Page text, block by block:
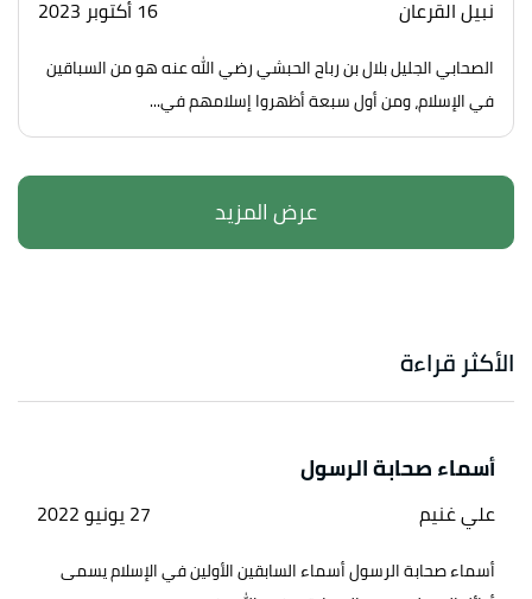
نبيل القرعان 16 أكتوبر 2023
الصحابي الجليل بلال بن رباح الحبشي رضي الله عنه هو من السباقين
في الإسلام، ومن أول سبعة أظهروا إسلامهم في...
الأكثر قراءة
أسماء صحابة الرسول
علي غنيم 27 يونيو 2022
أسماء صحابة الرسول أسماء السابقين الأولين في الإسلام يسمى